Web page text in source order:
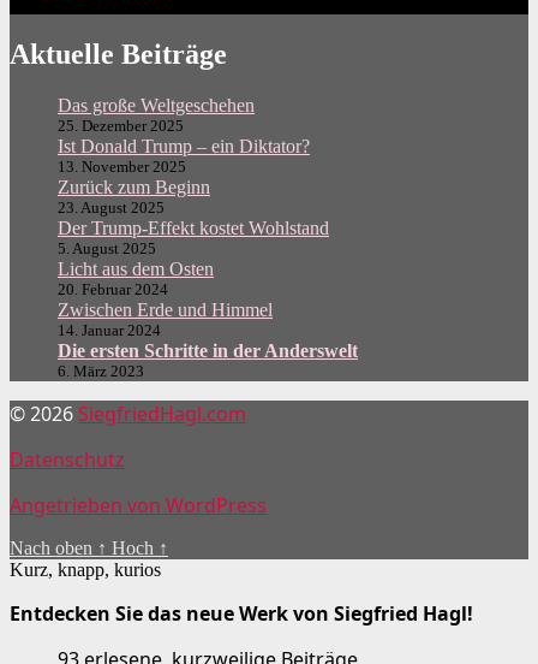
Aktuelle Beiträge
Das große Weltgeschehen
25. Dezember 2025
Ist Donald Trump – ein Diktator?
13. November 2025
Zurück zum Beginn
23. August 2025
Der Trump-Effekt kostet Wohlstand
5. August 2025
Licht aus dem Osten
20. Februar 2024
Zwischen Erde und Himmel
14. Januar 2024
Die ersten Schritte in der Anderswelt
6. März 2023
© 2026 SiegfriedHagl.com
Datenschutz
Angetrieben von WordPress
Nach oben ↑ Hoch ↑
Kurz, knapp, kurios
Entdecken Sie das neue Werk von Siegfried Hagl!